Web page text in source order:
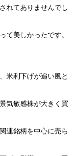
れてありませんでし
て美しかったです。
米利下げが追い風と
気敏感株が大きく買
連銘柄を中心に売ら